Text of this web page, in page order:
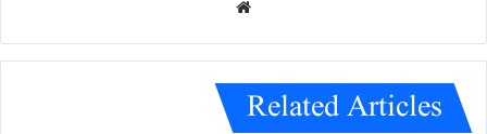
e
Related Articles